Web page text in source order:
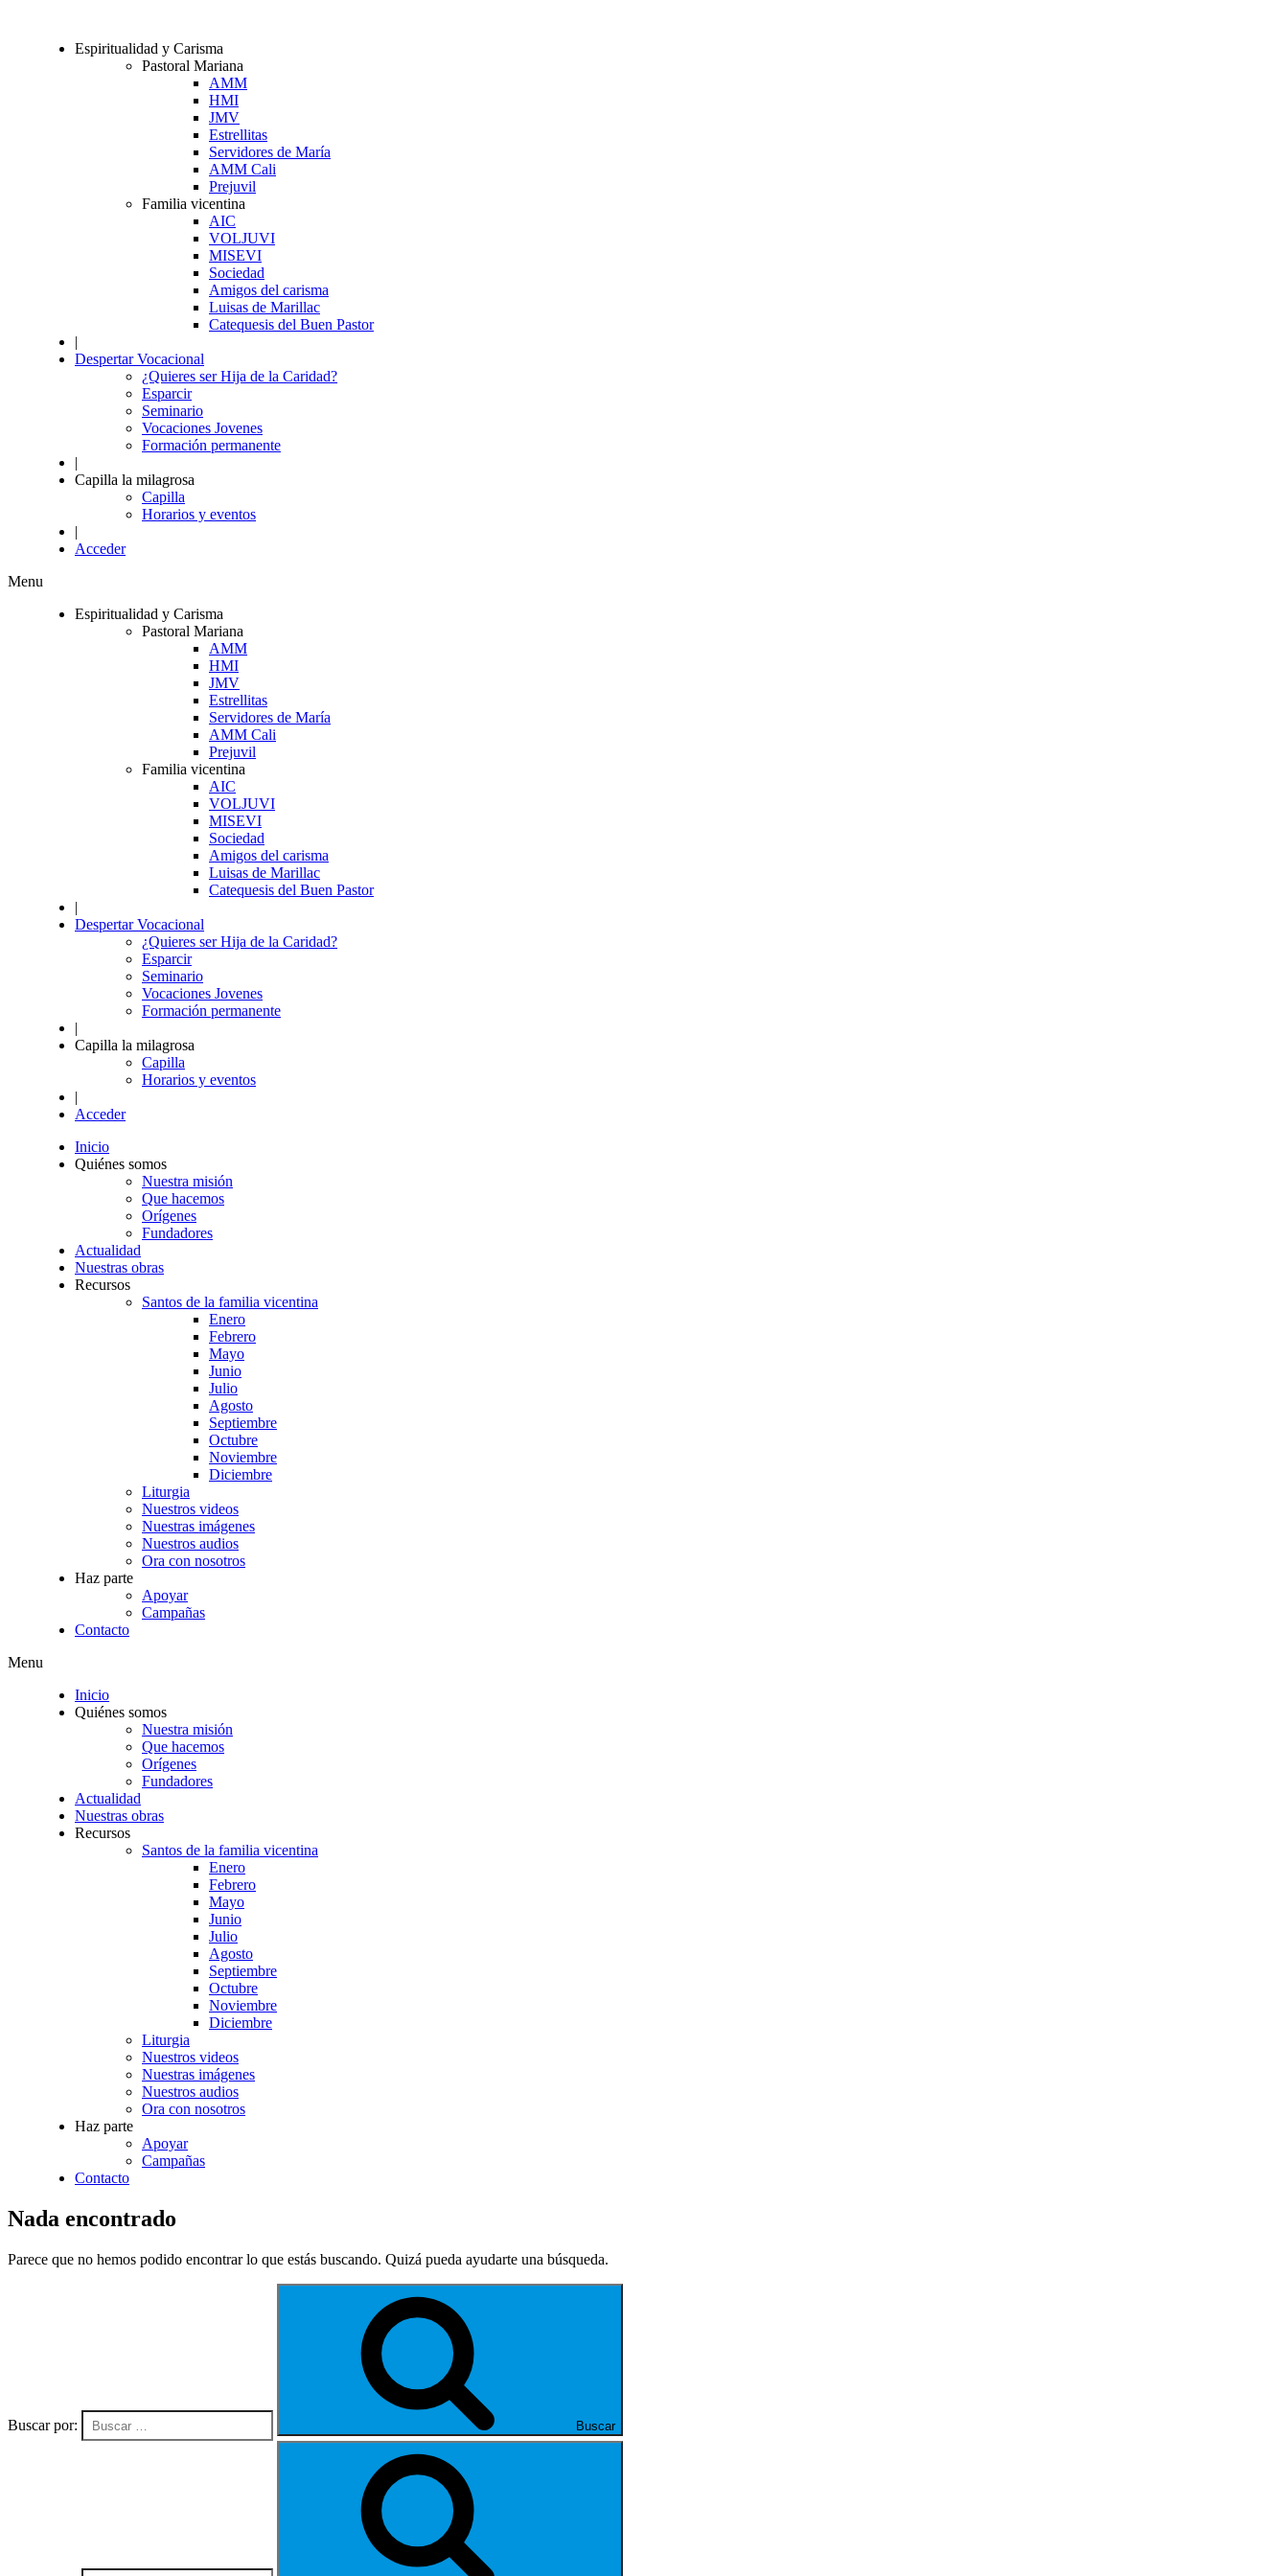
Espiritualidad y Carisma
Pastoral Mariana
AMM
HMI
JMV
Estrellitas
Servidores de María
AMM Cali
Prejuvil
Familia vicentina
AIC
VOLJUVI
MISEVI
Sociedad
Amigos del carisma
Luisas de Marillac
Catequesis del Buen Pastor
|
Despertar Vocacional
¿Quieres ser Hija de la Caridad?
Esparcir
Seminario
Vocaciones Jovenes
Formación permanente
|
Capilla la milagrosa
Capilla
Horarios y eventos
|
Acceder
Menu
Espiritualidad y Carisma
Pastoral Mariana
AMM
HMI
JMV
Estrellitas
Servidores de María
AMM Cali
Prejuvil
Familia vicentina
AIC
VOLJUVI
MISEVI
Sociedad
Amigos del carisma
Luisas de Marillac
Catequesis del Buen Pastor
|
Despertar Vocacional
¿Quieres ser Hija de la Caridad?
Esparcir
Seminario
Vocaciones Jovenes
Formación permanente
|
Capilla la milagrosa
Capilla
Horarios y eventos
|
Acceder
Inicio
Quiénes somos
Nuestra misión
Que hacemos
Orígenes
Fundadores
Actualidad
Nuestras obras
Recursos
Santos de la familia vicentina
Enero
Febrero
Mayo
Junio
Julio
Agosto
Septiembre
Octubre
Noviembre
Diciembre
Liturgia
Nuestros videos
Nuestras imágenes
Nuestros audios
Ora con nosotros
Haz parte
Apoyar
Campañas
Contacto
Menu
Inicio
Quiénes somos
Nuestra misión
Que hacemos
Orígenes
Fundadores
Actualidad
Nuestras obras
Recursos
Santos de la familia vicentina
Enero
Febrero
Mayo
Junio
Julio
Agosto
Septiembre
Octubre
Noviembre
Diciembre
Liturgia
Nuestros videos
Nuestras imágenes
Nuestros audios
Ora con nosotros
Haz parte
Apoyar
Campañas
Contacto
Nada encontrado
Parece que no hemos podido encontrar lo que estás buscando. Quizá pueda ayudarte una búsqueda.
Buscar por: Buscar